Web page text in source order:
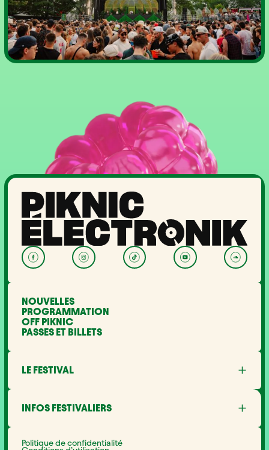
NOUVELLES
PROGRAMMATION
OFF PIKNIC
PASSES ET BILLETS
LE FESTIVAL
Mot des ministres
Médias
INFOS FESTIVALIERS
Objets perdus
Politique de confidentialité